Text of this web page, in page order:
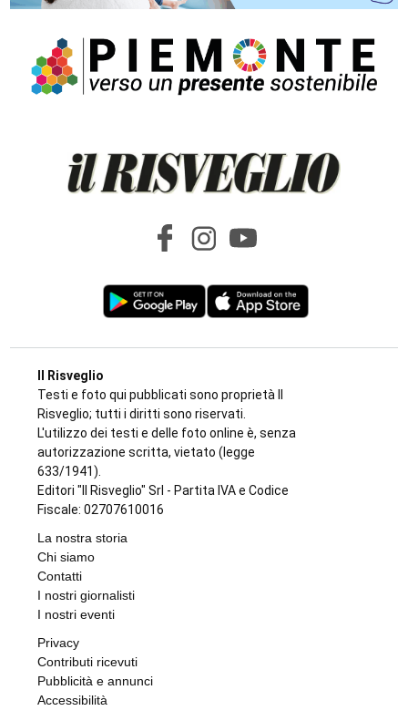
Il Risveglio
Testi e foto qui pubblicati sono proprietà Il
Risveglio; tutti i diritti sono riservati.
L'utilizzo dei testi e delle foto online è, senza
autorizzazione scritta, vietato (legge
633/1941).
Editori "Il Risveglio" Srl - Partita IVA e Codice
Fiscale: 02707610016
La nostra storia
Chi siamo
Contatti
I nostri giornalisti
I nostri eventi
Privacy
Contributi ricevuti
Pubblicità e annunci
Accessibilità